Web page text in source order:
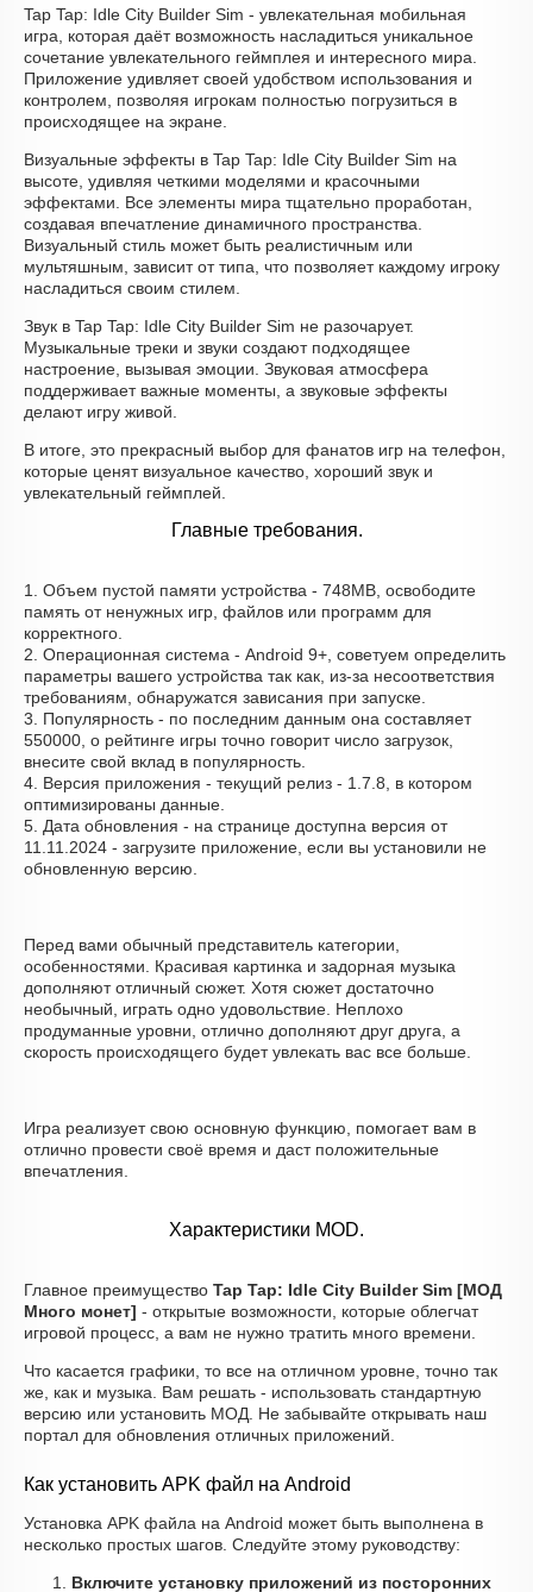
Tap Tap: Idle City Builder Sim - увлекательная мобильная
игра, которая даёт возможность насладиться уникальное
сочетание увлекательного геймплея и интересного мира.
Приложение удивляет своей удобством использования и
контролем, позволяя игрокам полностью погрузиться в
происходящее на экране.
Визуальные эффекты в Tap Tap: Idle City Builder Sim на
высоте, удивляя четкими моделями и красочными
эффектами. Все элементы мира тщательно проработан,
создавая впечатление динамичного пространства.
Визуальный стиль может быть реалистичным или
мультяшным, зависит от типа, что позволяет каждому игроку
насладиться своим стилем.
Звук в Tap Tap: Idle City Builder Sim не разочарует.
Музыкальные треки и звуки создают подходящее
настроение, вызывая эмоции. Звуковая атмосфера
поддерживает важные моменты, а звуковые эффекты
делают игру живой.
В итоге, это прекрасный выбор для фанатов игр на телефон,
которые ценят визуальное качество, хороший звук и
увлекательный геймплей.
Главные требования.
1. Объем пустой памяти устройства - 748MB, освободите
память от ненужных игр, файлов или программ для
корректного.
2. Операционная система - Android 9+, советуем определить
параметры вашего устройства так как, из-за несоответствия
требованиям, обнаружатся зависания при запуске.
3. Популярность - по последним данным она составляет
550000, о рейтинге игры точно говорит число загрузок,
внесите свой вклад в популярность.
4. Версия приложения - текущий релиз - 1.7.8, в котором
оптимизированы данные.
5. Дата обновления - на странице доступна версия от
11.11.2024 - загрузите приложение, если вы установили не
обновленную версию.
Перед вами обычный представитель категории,
особенностями. Красивая картинка и задорная музыка
дополняют отличный сюжет. Хотя сюжет достаточно
необычный, играть одно удовольствие. Неплохо
продуманные уровни, отлично дополняют друг друга, а
скорость происходящего будет увлекать вас все больше.
Игра реализует свою основную функцию, помогает вам в
отлично провести своё время и даст положительные
впечатления.
Характеристики MOD.
Главное преимущество Tap Tap: Idle City Builder Sim [МОД
Много монет] - открытые возможности, которые облегчат
игровой процесс, а вам не нужно тратить много времени.
Что касается графики, то все на отличном уровне, точно так
же, как и музыка. Вам решать - использовать стандартную
версию или установить МОД. Не забывайте открывать наш
портал для обновления отличных приложений.
Как установить APK файл на Android
Установка APK файла на Android может быть выполнена в
несколько простых шагов. Следуйте этому руководству:
Включите установку приложений из посторонних